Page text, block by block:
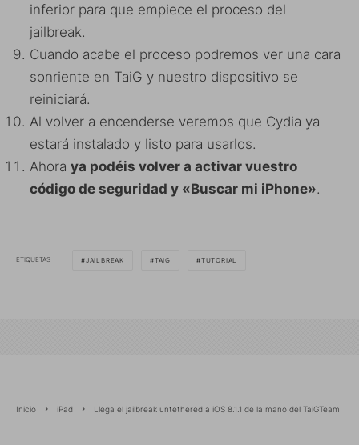
inferior para que empiece el proceso del
jailbreak.
Cuando acabe el proceso podremos ver una cara
sonriente en TaiG y nuestro dispositivo se
reiniciará.
Al volver a encenderse veremos que Cydia ya
estará instalado y listo para usarlos.
Ahora ya podéis volver a activar vuestro
código de seguridad y «Buscar mi iPhone».
ETIQUETAS JAILBREAK TAIG TUTORIAL
Inicio iPad Llega el jailbreak untethered a iOS 8.1.1 de la mano del TaiGTeam